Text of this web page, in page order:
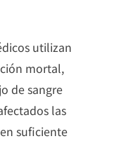
utilizan
mortal,
de sangre
las
suficiente